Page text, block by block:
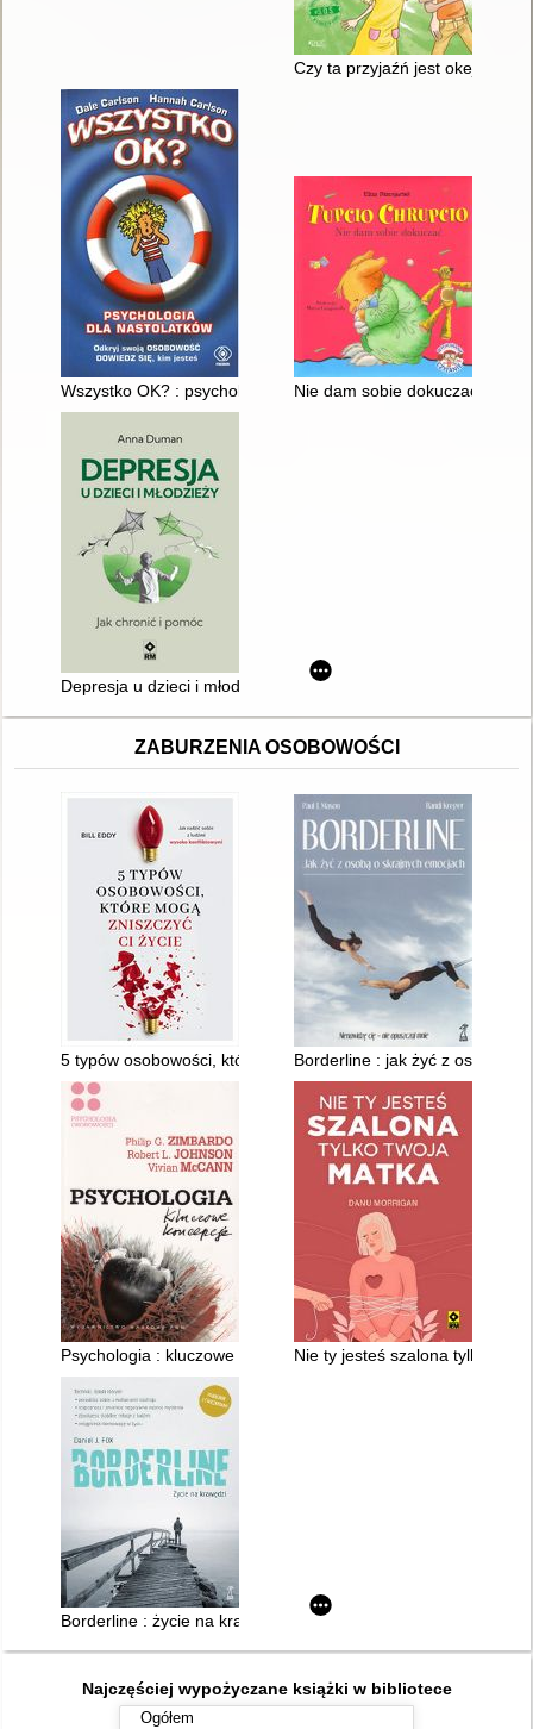
Czy ta przyjaźń jest okej? :
Wszystko OK? : psychologia dla nastolatków
Nie dam sobie dokuczać
Depresja u dzieci i młodzieży : jak chronić i pomóc
ZABURZENIA OSOBOWOŚCI
5 typów osobowości, które mogą zniszczyć ci życie
Borderline : jak żyć z osobą o
Psychologia : kluczowe koncepcje. 4,Nie ty jesteś szalona tylko
Borderline : życie na krawędzi
Najczęściej wypożyczane książki w bibliotece
Ogółem